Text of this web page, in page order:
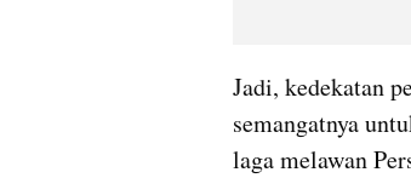
Jadi, kedekatan
semangatnya
laga melawan